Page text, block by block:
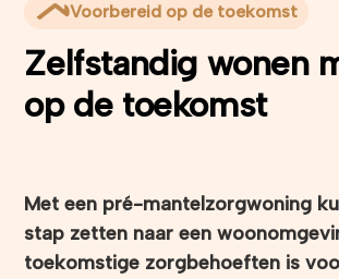
Voorbereid op de toekomst
Zelfstandig wonen
op de toekomst
Met een pré-mantelzorgwoning
stap zetten naar een
toekomstige zorgbehoeften is